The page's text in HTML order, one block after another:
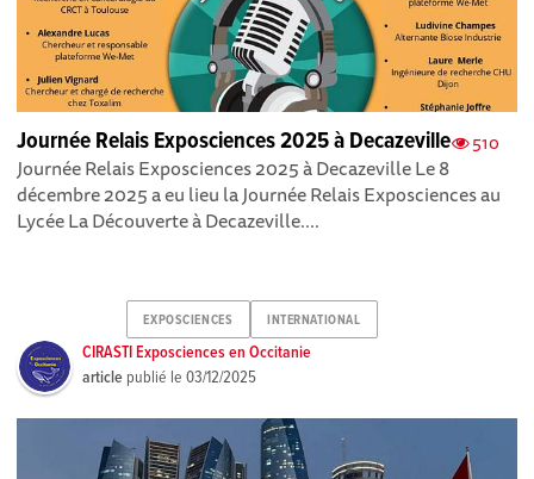
510
Journée Relais Exposciences 2025 à Decazeville
Journée Relais Exposciences 2025 à Decazeville Le 8
décembre 2025 a eu lieu la Journée Relais Exposciences au
Lycée La Découverte à Decazeville....
EXPOSCIENCES INTERNATIONAL
CIRASTI Exposciences en Occitanie
article publié le03/12/2025